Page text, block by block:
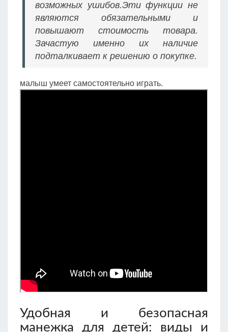
возможных ушибов.Эти функции не
являются обязательными и
повышают стоимость товара.
Зачастую именно их наличие
подталкивает к решению о покупке.
малыш умеет самостоятельно играть.
Удобная и безопасная
манежка для детей: виды и